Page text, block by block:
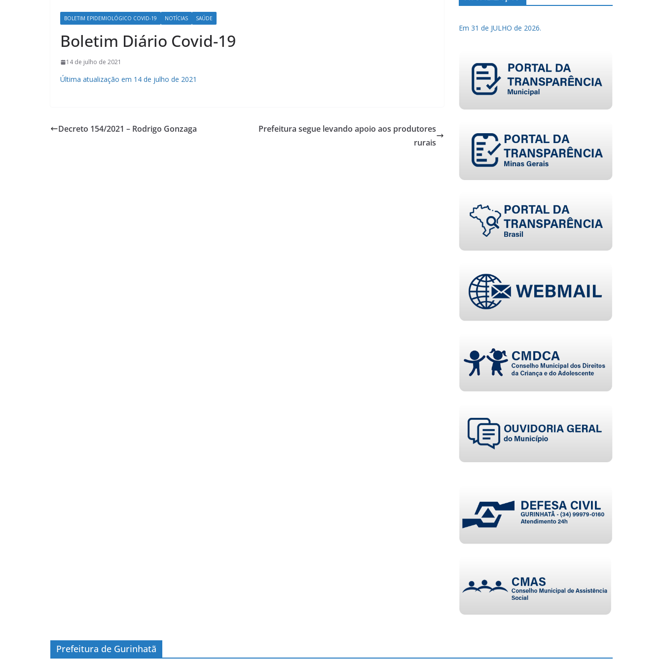
BOLETIM EPIDEMIOLÓGICO COVID-19 NOTÍCIAS SAÚDE
Boletim Diário Covid-19
14 de julho de 2021
Última atualização em 14 de julho de 2021
Decreto 154/2021 – Rodrigo Gonzaga
Prefeitura segue levando apoio aos produtores
rurais
Em 31 de JULHO de 2026.
Prefeitura de Gurinhatã